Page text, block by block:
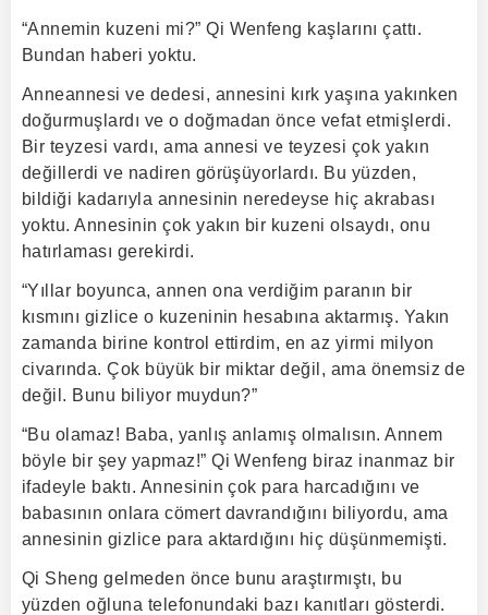
“Annemin kuzeni mi?” Qi Wenfeng kaşlarını çattı.
Bundan haberi yoktu.
Anneannesi ve dedesi, annesini kırk yaşına yakınken
doğurmuşlardı ve o doğmadan önce vefat etmişlerdi.
Bir teyzesi vardı, ama annesi ve teyzesi çok yakın
değillerdi ve nadiren görüşüyorlardı. Bu yüzden,
bildiği kadarıyla annesinin neredeyse hiç akrabası
yoktu. Annesinin çok yakın bir kuzeni olsaydı, onu
hatırlaması gerekirdi.
“Yıllar boyunca, annen ona verdiğim paranın bir
kısmını gizlice o kuzeninin hesabına aktarmış. Yakın
zamanda birine kontrol ettirdim, en az yirmi milyon
civarında. Çok büyük bir miktar değil, ama önemsiz de
değil. Bunu biliyor muydun?”
“Bu olamaz! Baba, yanlış anlamış olmalısın. Annem
böyle bir şey yapmaz!” Qi Wenfeng biraz inanmaz bir
ifadeyle baktı. Annesinin çok para harcadığını ve
babasının onlara cömert davrandığını biliyordu, ama
annesinin gizlice para aktardığını hiç düşünmemişti.
Qi Sheng gelmeden önce bunu araştırmıştı, bu
yüzden oğluna telefonundaki bazı kanıtları gösterdi.